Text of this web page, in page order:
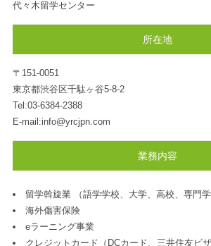
代々木留学センター
所在地
〒151-0051
東京都渋谷区千駄ヶ谷5-8-2
Tel:03-6384-2388
E-mail:info@yrcjpn.com
業務内容
留学斡旋業 （語学学校、大学、高校、専門学
海外傷害保険
eラーニング事業
クレジットカード（DCカード、三井住友ビ